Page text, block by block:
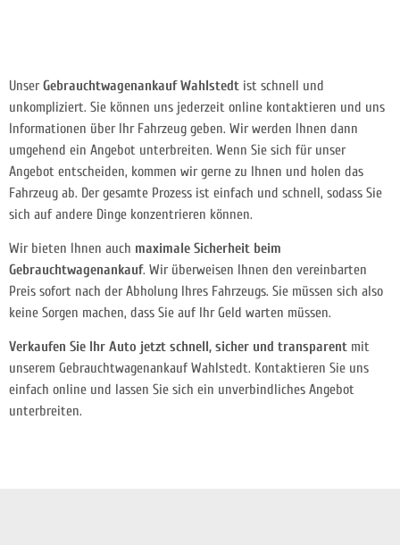
UnserGebrauchtwagenankauf Wahlstedt ist schnell und
unkompliziert. Sie können uns jederzeit online kontaktieren und uns
Informationen über Ihr Fahrzeug geben. Wir werden Ihnen dann
umgehend ein Angebot unterbreiten. Wenn Sie sich für unser
Angebot entscheiden, kommen wir gerne zu Ihnen und holen das
Fahrzeug ab. Der gesamte Prozess ist einfach und schnell, sodass Sie
sich auf andere Dinge konzentrieren können.
Wir bieten Ihnen auch maximale Sicherheit beim
Gebrauchtwagenankauf. Wir überweisen Ihnen den vereinbarten
Preis sofort nach der Abholung Ihres Fahrzeugs. Sie müssen sich also
keine Sorgen machen, dass Sie auf Ihr Geld warten müssen.
Verkaufen Sie Ihr Auto jetzt schnell, sicher und transparent mit
unserem Gebrauchtwagenankauf Wahlstedt. Kontaktieren Sie uns
einfach online und lassen Sie sich ein unverbindliches Angebot
unterbreiten.